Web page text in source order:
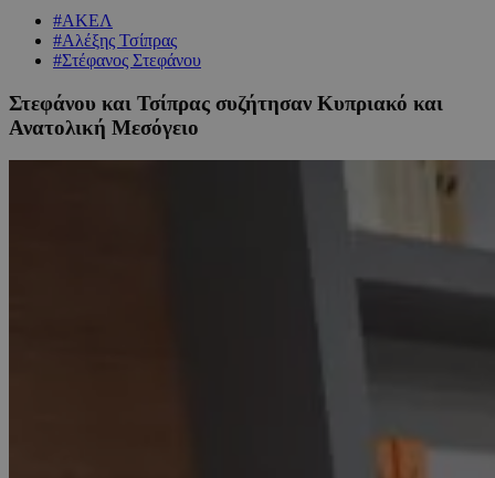
#ΑΚΕΛ
#Αλέξης Τσίπρας
#Στέφανος Στεφάνου
Στεφάνου και Τσίπρας συζήτησαν Κυπριακό και
Ανατολική Μεσόγειο